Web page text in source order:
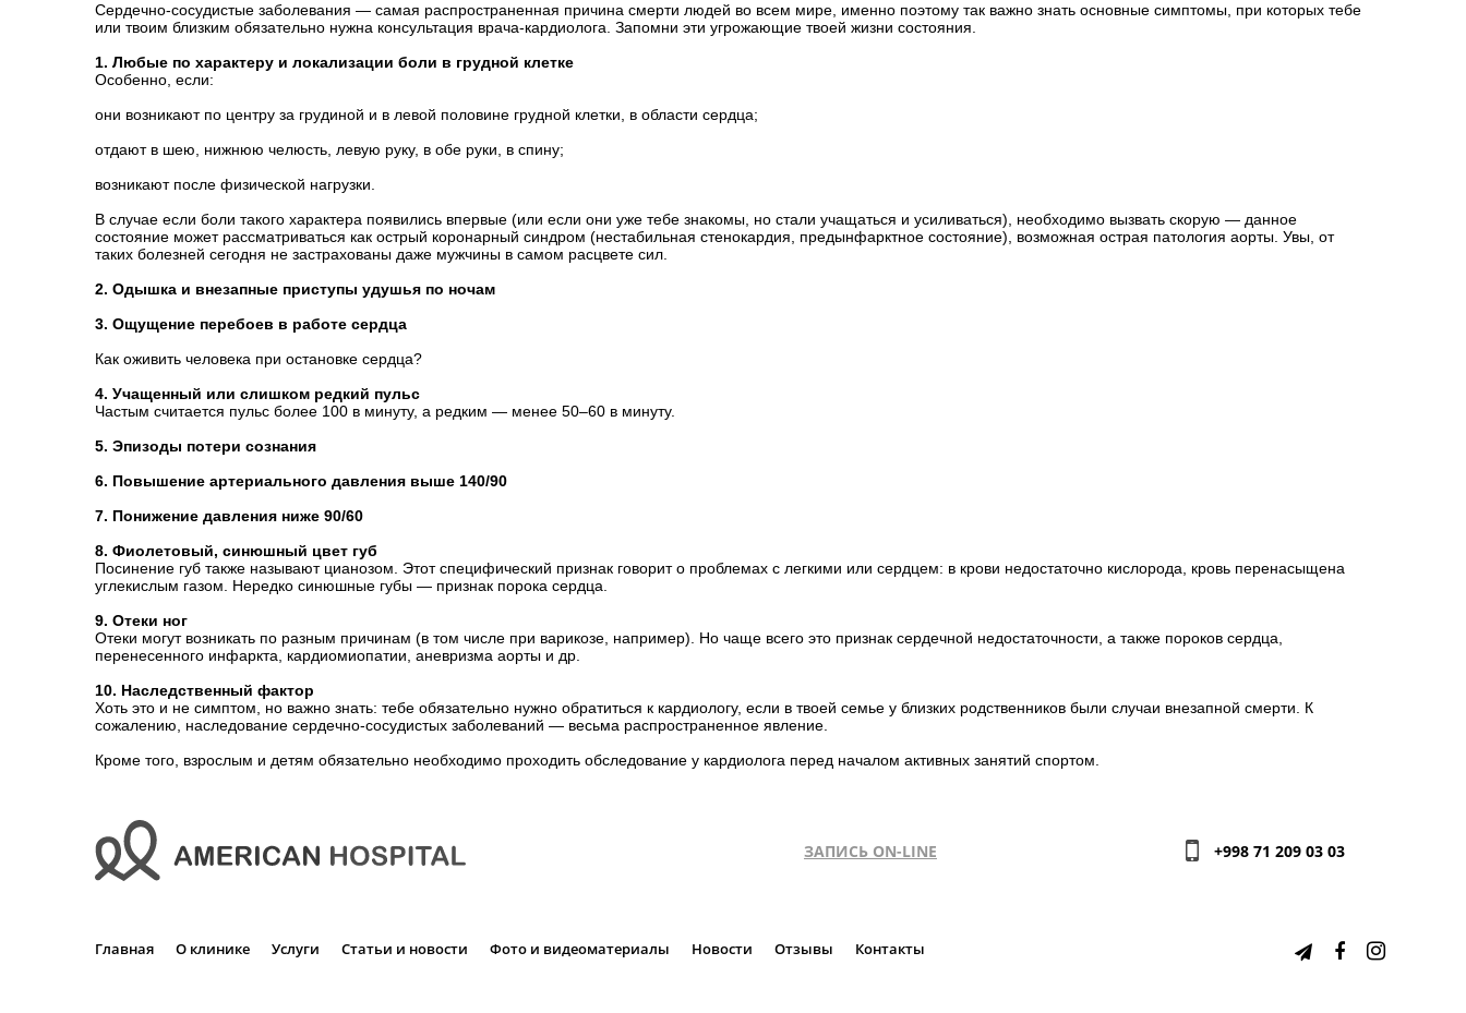
Сердечно-сосудистые заболевания — самая распространенная причина смерти людей во всем мире, именно поэтому так важно знать основные симптомы, при которых тебе
или твоим близким обязательно нужна консультация врача-кардиолога. Запомни эти угрожающие твоей жизни состояния.
1. Любые по характеру и локализации боли в грудной клетке
Особенно, если:
они возникают по центру за грудиной и в левой половине грудной клетки, в области сердца;
отдают в шею, нижнюю челюсть, левую руку, в обе руки, в спину;
возникают после физической нагрузки.
В случае если боли такого характера появились впервые (или если они уже тебе знакомы, но стали учащаться и усиливаться), необходимо вызвать скорую — данное
состояние может рассматриваться как острый коронарный синдром (нестабильная стенокардия, предынфарктное состояние), возможная острая патология аорты. Увы, от
таких болезней сегодня не застрахованы даже мужчины в самом расцвете сил.
2. Одышка и внезапные приступы удушья по ночам
3. Ощущение перебоев в работе сердца
Как оживить человека при остановке сердца?
4. Учащенный или слишком редкий пульс
Частым считается пульс более 100 в минуту, а редким — менее 50–60 в минуту.
5. Эпизоды потери сознания
6. Повышение артериального давления выше 140/90
7. Понижение давления ниже 90/60
8. Фиолетовый, синюшный цвет губ
Посинение губ также называют цианозом. Этот специфический признак говорит о проблемах с легкими или сердцем: в крови недостаточно кислорода, кровь перенасыщена
углекислым газом. Нередко синюшные губы — признак порока сердца.
9. Отеки ног
Отеки могут возникать по разным причинам (в том числе при варикозе, например). Но чаще всего это признак сердечной недостаточности, а также пороков сердца,
перенесенного инфаркта, кардиомиопатии, аневризма аорты и др.
10. Наследственный фактор
Хоть это и не симптом, но важно знать: тебе обязательно нужно обратиться к кардиологу, если в твоей семье у близких родственников были случаи внезапной смерти. К
сожалению, наследование сердечно-сосудистых заболеваний — весьма распространенное явление.
Кроме того, взрослым и детям обязательно необходимо проходить обследование у кардиолога перед началом активных занятий спортом.
ЗАПИСЬ ON-LINE +998 71 209 03 03
Главная О клинике Услуги Статьи и новости Фото и видеоматериалы Новости Отзывы Контакты